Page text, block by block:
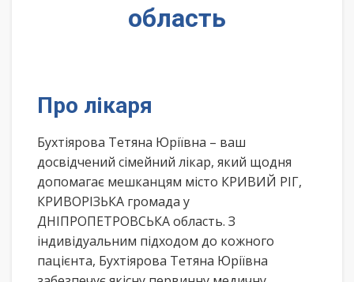
область
Про лікаря
Бухтіярова Тетяна Юріївна – ваш
досвідчений сімейний лікар, який щодня
допомагає мешканцям місто КРИВИЙ РІГ,
КРИВОРІЗЬКА громада у
ДНІПРОПЕТРОВСЬКА область. З
індивідуальним підходом до кожного
пацієнта, Бухтіярова Тетяна Юріївна